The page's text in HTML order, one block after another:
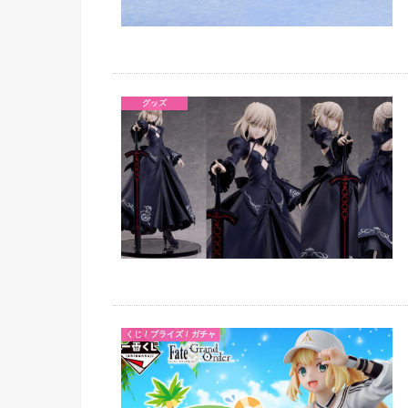
グッズ
くじ / プライズ / ガチャ